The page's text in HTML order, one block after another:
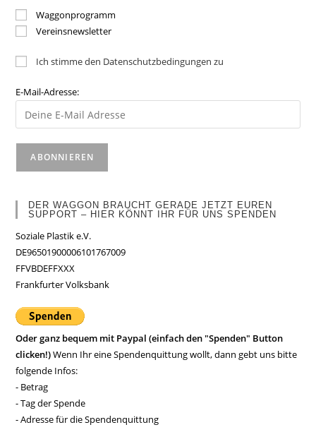
Waggonprogramm
Vereinsnewsletter
Ich stimme den Datenschutzbedingungen zu
E-Mail-Adresse:
DER WAGGON BRAUCHT GERADE JETZT EUREN
SUPPORT – HIER KÖNNT IHR FÜR UNS SPENDEN
Soziale Plastik e.V.
DE96501900006101767009
FFVBDEFFXXX
Frankfurter Volksbank
Oder ganz bequem mit Paypal (einfach den "Spenden" Button
clicken!)Wenn Ihr eine Spendenquittung wollt, dann gebt uns bitte
folgende Infos:
- Betrag
- Tag der Spende
- Adresse für die Spendenquittung